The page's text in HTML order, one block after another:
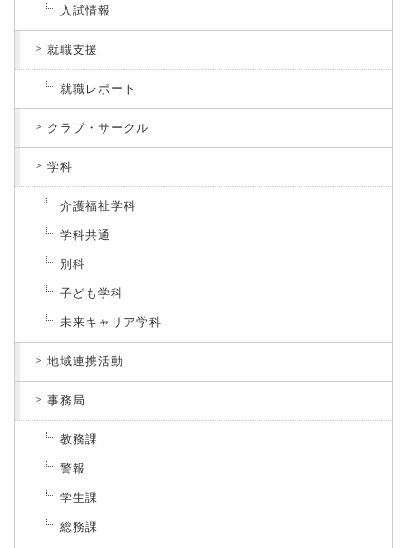
入試情報
就職支援
就職レポート
クラブ・サークル
学科
介護福祉学科
学科共通
別科
子ども学科
未来キャリア学科
地域連携活動
事務局
教務課
警報
学生課
総務課